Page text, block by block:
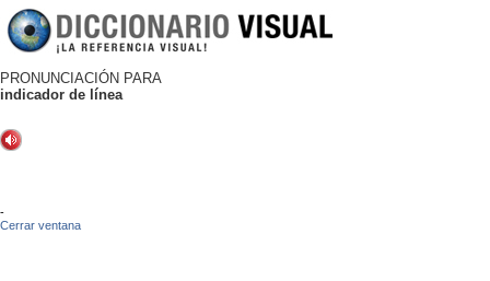
PRONUNCIACIÓN PARA
indicador de línea
-
Cerrar ventana